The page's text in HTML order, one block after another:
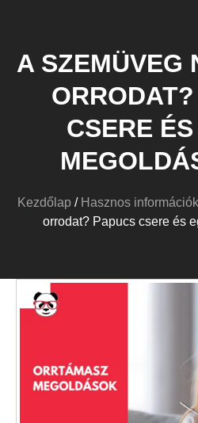
A SZEMÜVEG
CSERE
Kezdőlap/ Hasznos információk
orrodat? Papucs csere és